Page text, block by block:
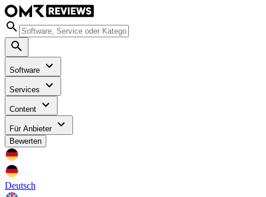
Software
Services
Content
Für Anbieter
Bewerten
Deutsch